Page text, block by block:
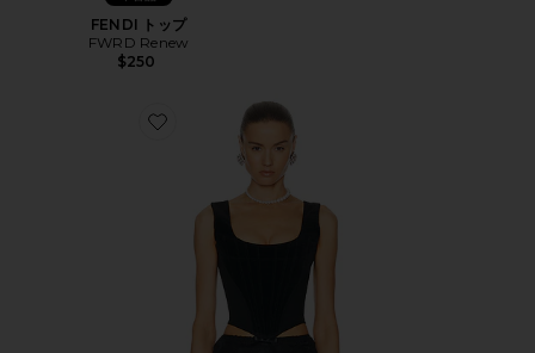
FENDI トップ
FWRD Renew
$250
Favorite VIVIENNE WESTWOOD トップ